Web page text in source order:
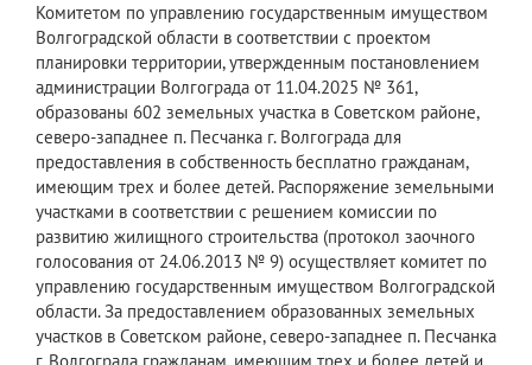
Комитетом по управлению государственным имуществом
Волгоградской области в соответствии с проектом
планировки территории, утвержденным постановлением
администрации Волгограда от 11.04.2025 № 361,
образованы 602 земельных участка в Советском районе,
северо-западнее п. Песчанка г. Волгограда для
предоставления в собственность бесплатно гражданам,
имеющим трех и более детей. Распоряжение земельными
участками в соответствии с решением комиссии по
развитию жилищного строительства (протокол заочного
голосования от 24.06.2013 № 9) осуществляет комитет по
управлению государственным имуществом Волгоградской
области. За предоставлением образованных земельных
участков в Советском районе, северо-западнее п. Песчанка